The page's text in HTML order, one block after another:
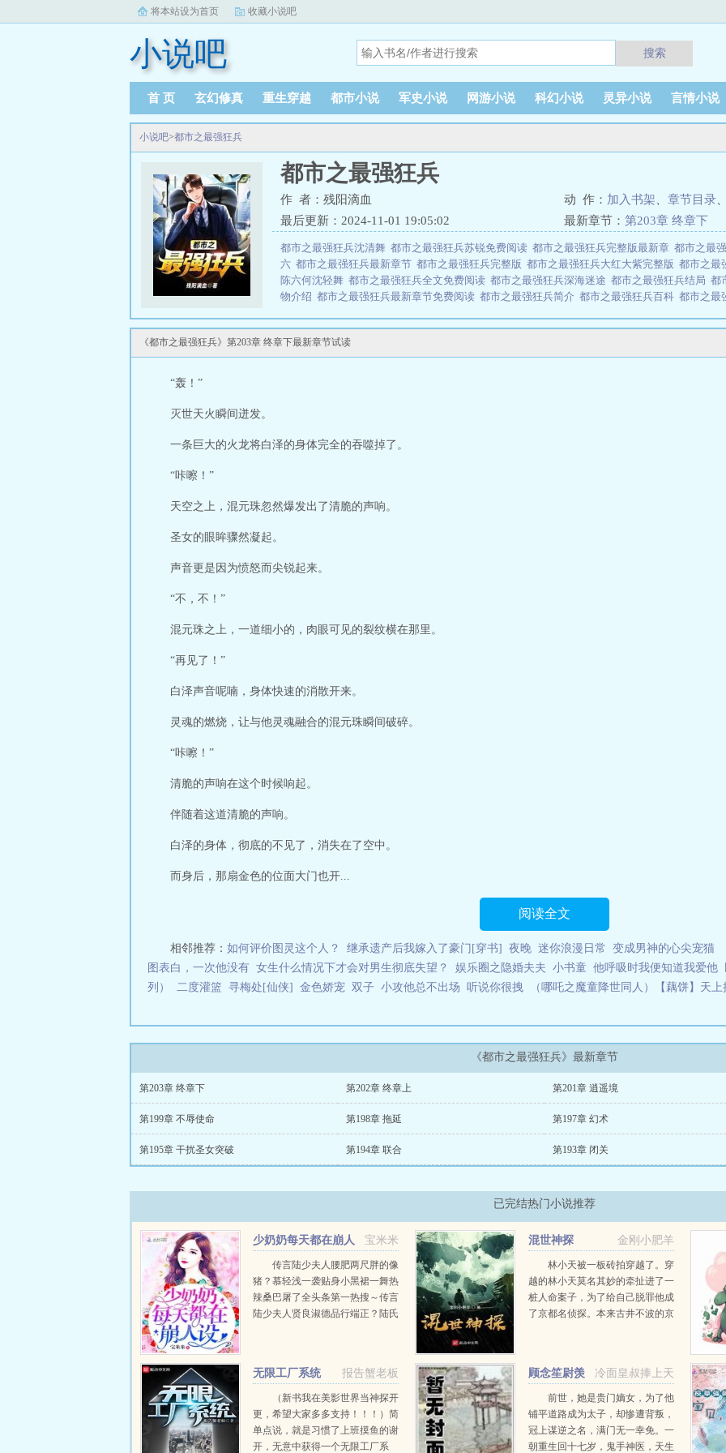
将本站设为首页 收藏小说吧
小说吧 搜索
首 页 玄幻修真 重生穿越 都市小说 军史小说 网游小说 科幻小说 灵异小说 言情小说
小说吧>都市之最强狂兵
都市之最强狂兵
作 者：残阳滴血 动 作： 加入书架 章节目录
最后更新：2024-11-01 19:05:02
最新章节： 第203章 终章下
都市之最强狂兵沈清舞 都市之最强狂兵苏锐免费阅读 都市之最强狂兵完整版最新章 都市之最
六 都市之最强狂兵最新章节 都市之最强狂兵完整版 都市之最强狂兵大红大紫完整版 都市之最
陈六何沈轻舞 都市之最强狂兵全文免费阅读 都市之最强狂兵深海迷途 都市之最强狂兵结局 都
物介绍 都市之最强狂兵最新章节免费阅读 都市之最强狂兵简介 都市之最强狂兵百科 都市之最
读都市之最强狂兵漫画都市之最强狂兵女主都市之最强狂兵章节都市之最强狂兵大结局都
TXT都市之最强狂兵大红大紫简介
兵无删减全文阅读五年前，白泽遭人出卖，间接害死了苏晓雪。为了报仇，白泽不顾纪律大开
《都市之最强狂兵》第203章 终章下最新章节试读
“轰！”
灭世天火瞬间迸发。
一条巨大的火龙将白泽的身体完全的吞噬掉了。
“咔嚓！”
天空之上，混元珠忽然爆发出了清脆的声响。
圣女的眼眸骤然凝起。
声音更是因为愤怒而尖锐起来。
“不，不！”
混元珠之上，一道细小的，肉眼可见的裂纹横在那里。
“再见了！”
白泽声音呢喃，身体快速的消散开来。
灵魂的燃烧，让与他灵魂融合的混元珠瞬间破碎。
“咔嚓！”
清脆的声响在这个时候响起。
伴随着这道清脆的声响。
白泽的身体，彻底的不见了，消失在了空中。
而身后，那扇金色的位面大门也开...
阅读全文
相邻推荐： 如何评价图灵这个人？ 继承遗产后我嫁入了豪门[穿书] 夜晚 迷你浪漫日常 变成男神的心尖宠猫
图表白，一次他没有 女生什么情况下才会对男生彻底失望？ 娱乐圈之隐婚夫夫 小书童 他呼吸时我便知道我爱他
列）
二度灌篮 寻梅处[仙侠] 金色娇宠 双子 小攻他总不出场 听说你很拽 （哪吒之魔童降世同人）【藕饼】天
《都市之最强狂兵》最新章节
第203章 终章下 第202章 终章上 第201章 逍遥境
第199章 不辱使命 第198章 拖延 第197章 幻术
第195章 干扰圣女突破 第194章 联合 第193章 闭关
已完结热门小说推荐
宝米米
少奶奶每天都在崩人
传言陆少夫人腰肥两尺胖的像
猪？慕轻浅一袭贴身小黑裙一舞热
辣桑巴屠了全头条第一热搜～传言
陆少夫人贤良淑德品行端正？陆氏
结婚五年分房分床随时...
金刚小肥羊
混世神探
林小天被一板砖拍穿越了。穿
越的林小天莫名其妙的牵扯进了一
桩人命案子，为了给自己脱罪他成
了京都名侦探。本来古井不波的京
天不敢干的。就连皇帝都说...
报告蟹老板
无限工厂系统
（新书我在美影世界当神探开
更，希望大家多多支持！！！）简
单点说，就是习惯了上班摸鱼的谢
开，无意中获得一个无限工厂系
冷面皇叔捧上天
顾念笙尉羡
前世，她是贵门嫡女，为了他
铺平道路成为太子，却惨遭背叛，
冠上谋逆之名，满门无一幸免。一
朝重生回十七岁，鬼手神医，天生